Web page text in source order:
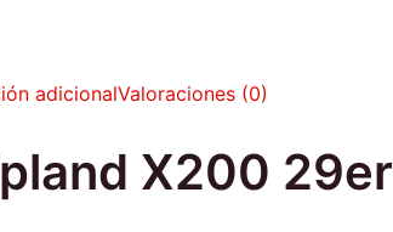
adicionalValoraciones (0)
X200 29er